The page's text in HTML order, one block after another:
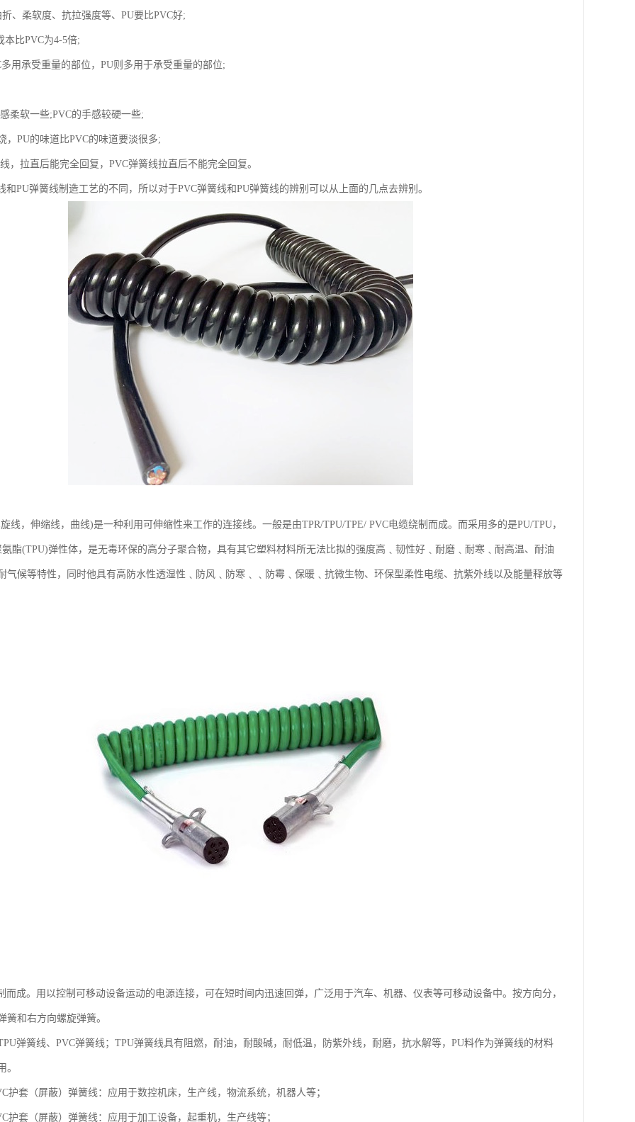
、柔软度、抗拉强度等、PU要比PVC好;
本比PVC为4-5倍;
用承受重量的部位，PU则多用于承受重量的部位;
柔软一些;PVC的手感较硬一些;
，PU的味道比PVC的味道要淡很多;
，拉直后能完全回复，PVC弹簧线拉直后不能完全回复。
和PU弹簧线制造工艺的不同，所以对于PVC弹簧线和PU弹簧线的辨别可以从上面的几点去辨别。
线，伸缩线，曲线)是一种利用可伸缩性来工作的连接线。一般是由TPR/TPU/TPE/ PVC电缆绕制而成。而采用多的是PU/TPU，
酯(TPU)弹性体，是无毒环保的高分子聚合物，具有其它塑料材料所无法比拟的强度高﹑韧性好﹑耐磨﹑耐寒﹑耐高温、耐油
气候等特性，同时他具有高防水性透湿性﹑防风﹑防寒﹑﹑防霉﹑保暖﹑抗微生物、环保型柔性电缆、抗紫外线以及能量释放等
而成。用以控制可移动设备运动的电源连接，可在短时间内迅速回弹，广泛用于汽车、机器、仪表等可移动设备中。按方向分，
簧和右方向螺旋弹簧。
弹簧线、PVC弹簧线；TPU弹簧线具有阻燃，耐油，耐酸碱，耐低温，防紫外线，耐磨，抗水解等，PU料作为弹簧线的材料
。
护套（屏蔽）弹簧线：应用于数控机床，生产线，物流系统，机器人等；
护套（屏蔽）弹簧线：应用于加工设备，起重机，生产线等；